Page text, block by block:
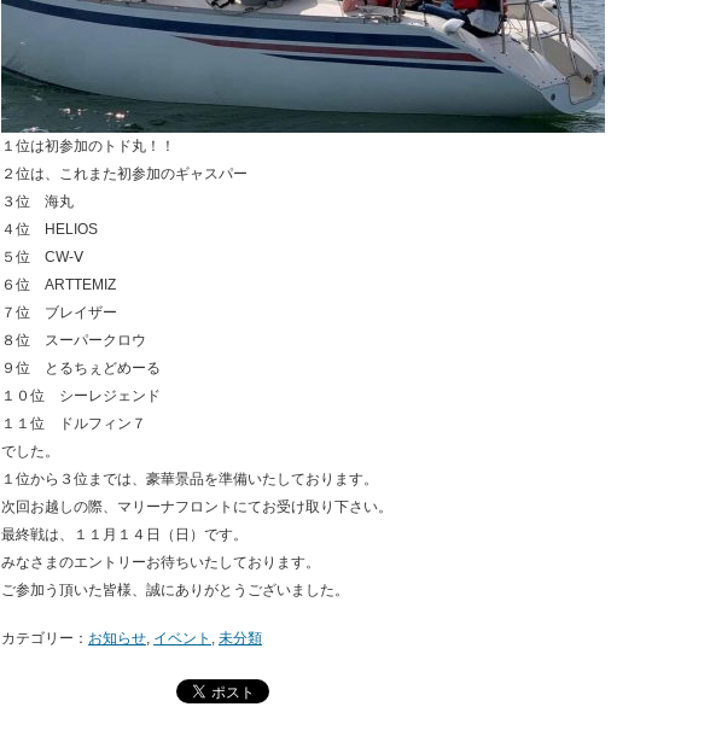
１位は初参加のトド丸！！
２位は、これまた初参加のギャスパー
３位 海丸
４位 HELIOS
５位 CW-Ⅴ
６位 ARTTEMIZ
７位 ブレイザー
８位 スーパークロウ
９位 とるちぇどめーる
１０位 シーレジェンド
１１位 ドルフィン７
でした。
１位から３位までは、豪華景品を準備いたしております。
次回お越しの際、マリーナフロントにてお受け取り下さい。
最終戦は、１１月１４日（日）です。
みなさまのエントリーお待ちいたしております。
ご参加う頂いた皆様、誠にありがとうございました。
カテゴリー： お知らせ, イベント , 未分類